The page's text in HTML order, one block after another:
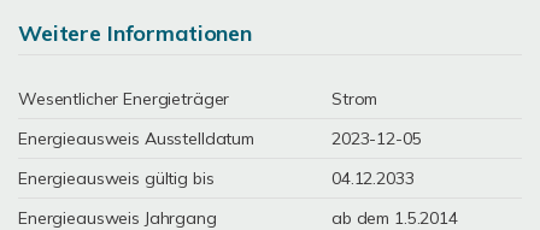
Weitere Informationen
Wesentlicher Energieträger
Strom
Energieausweis Ausstelldatum
2023-12-05
Energieausweis gültig bis
04.12.2033
Energieausweis Jahrgang
ab dem 1.5.2014